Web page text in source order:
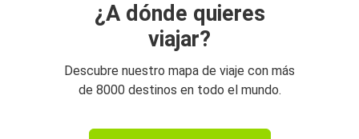
¿A dónde quieres
viajar?
Descubre nuestro mapa de viaje con más
de 8000 destinos en todo el mundo.